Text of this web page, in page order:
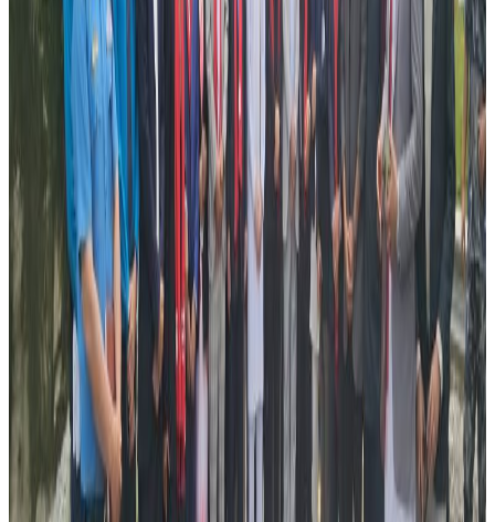
जानकारी दिएको अर्जुनले बताए ।
विद्यार्थी भिषामा रहेका अर्जुनलाई तीनमहिनाभित्र यत्ति ठुलो रकम कहाँबाट जम्मा
पार्ने भन्ने चिन्ताले सताउन थालेको छ ।
‘कमाएको पैसा जति फि तिर्दा र बस्दाखादै सकियो, अलि अलि भएको पैसा पनि
बच्चा जन्माउने बेला खर्च भईसक्यो’- अर्जुन दुखेसो गर्छन्-‘ उपचारका लागि
यतिका रकम मैले कसरी जम्मा गर्ने होला ?’
‘मलाइ यतिबेला सबैको साथ चाहिएको छ, तपाईको सानो सहयोगले पनि मेरो
ज्यान जोगिन्छ’-अर्जुन अपिल गर्छन्- ‘कृपया मलाई बचाईदिनुहोस् । मेरो नवजात
शिशुको मुख हेरेर भएपनि मलाई सहयोग गरिदिनुहोला ।’
अर्जुन व्रिजवेनको नेपाली समुदायमा सक्रिय नेपाली युवा हुन् । सामाजिक
कार्यमा सधै अगाडी देखिने अर्जुनलाई सहयोग गर्न गैर आवासिय नेपाली संघ र
अन्य सामाजिक संघसंस्था र व्यक्तीहरुले पहल सुरु गरेका छन् ।